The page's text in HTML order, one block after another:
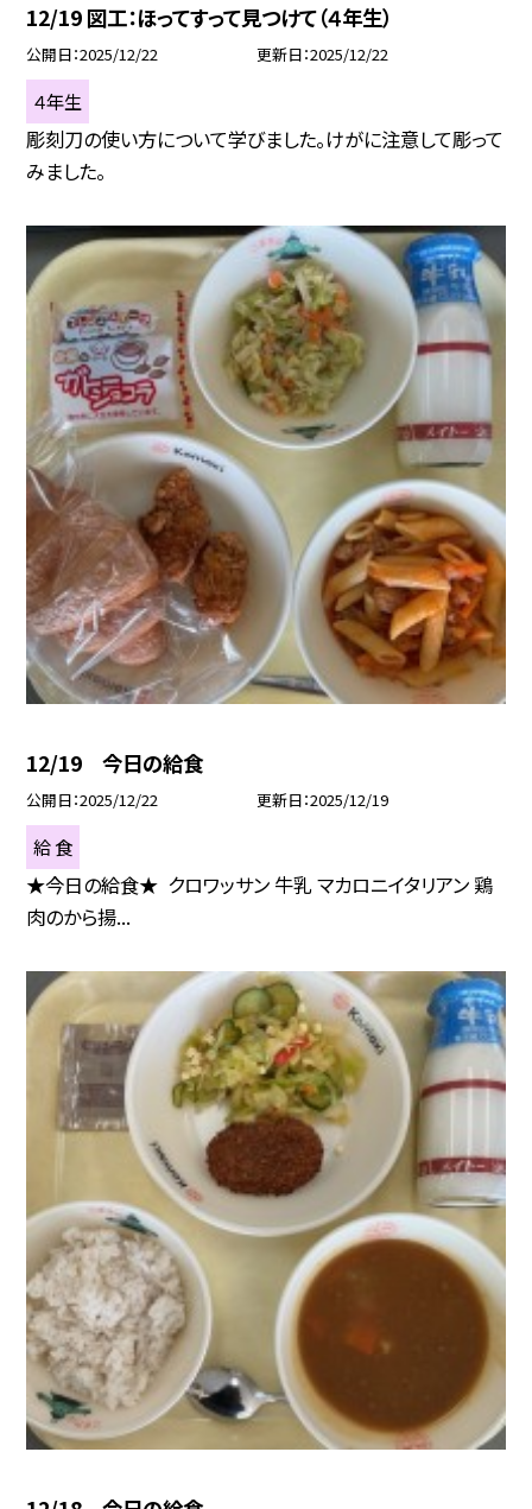
12/19 図工：ほってすって見つけて（４年生）
公開日 2025/12/22 更新日 2025/12/22
４年生
彫刻刀の使い方について学びました。けがに注意して彫って
みました。
12/19 今日の給食
公開日 2025/12/22 更新日 2025/12/19
給 食
★今日の給食★ クロワッサン 牛乳 マカロニイタリアン 鶏
肉のから揚...